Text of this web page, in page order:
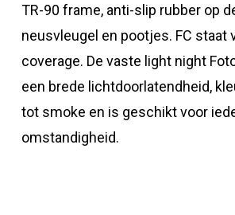
TR-90 frame, anti-slip rubber op
neusvleugel en pootjes. FC staat
coverage. De vaste light night
een brede lichtdoorlatendheid,
tot smoke en is geschikt voor
omstandigheid.